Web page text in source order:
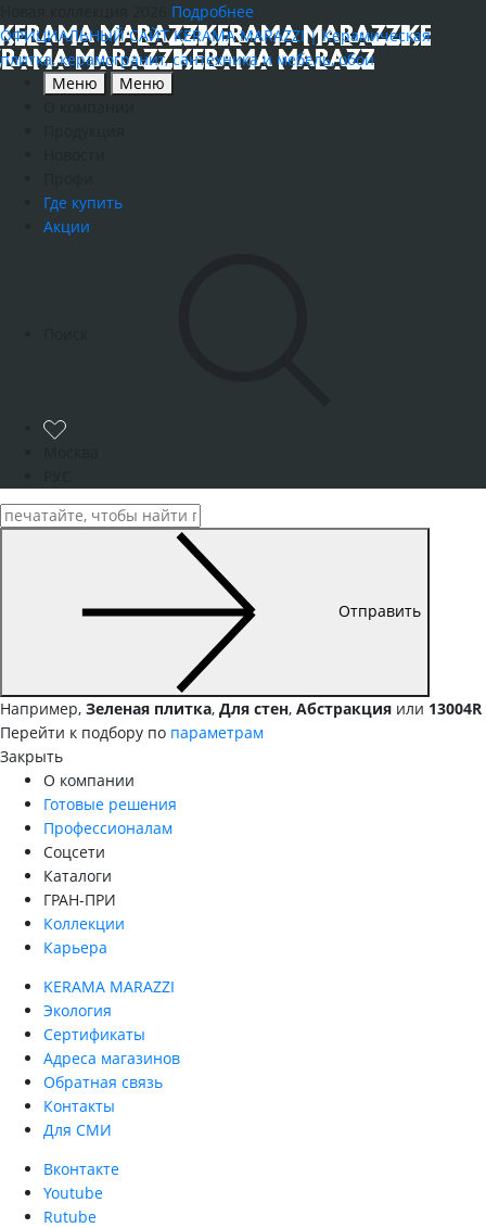
Подробнее
ОФИЦИАЛЬНЫЙ САЙТ KERAMA MARAZZI | Керамическая
плитка, керамогранит, сантехника и мебель, обои
Меню
Меню
Где купить
Акции
Отправить
Например, Зеленая плитка, Для стен, Абстракция или 13004R
Перейти к подбору по параметрам
Закрыть
О компании
Готовые решения
Профессионалам
Соцсети
Каталоги
ГРАН-ПРИ
Коллекции
Карьера
KERAMA MARAZZI
Экология
Сертификаты
Адреса магазинов
Обратная связь
Контакты
Для СМИ
Вконтакте
Youtube
Rutube